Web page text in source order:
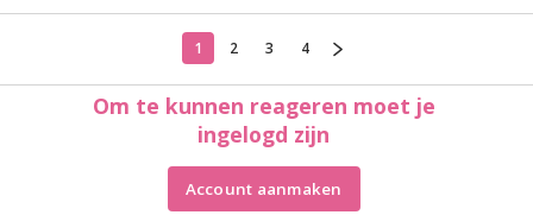
1 2 3 4
Om te kunnen reageren moet je
ingelogd zijn
Account aanmaken